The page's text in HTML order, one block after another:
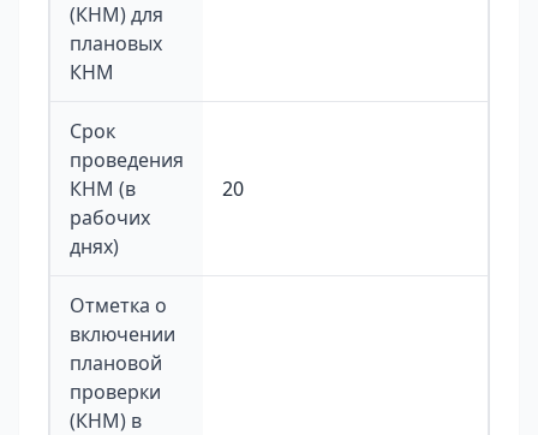
(КНМ) для
плановых
КНМ
Срок
проведения
КНМ (в
рабочих
днях)
20
Отметка о
включении
плановой
проверки
(КНМ) в